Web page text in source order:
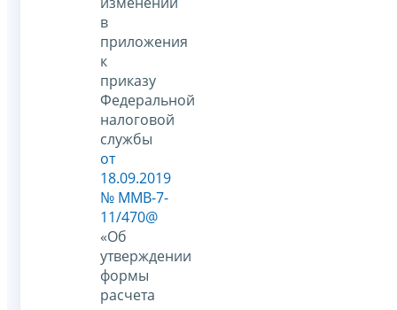
в
приложения
к
приказу
Федеральной
налоговой
службы
от
18.09.2019
№ ММВ-7-
11/470@
«Об
утверждении
формы
расчета